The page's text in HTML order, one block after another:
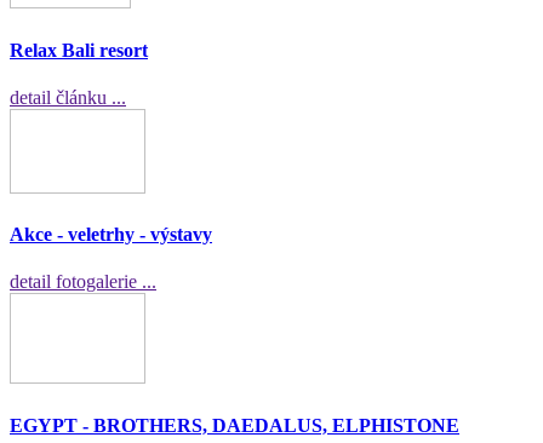
Relax Bali resort
detail článku ...
Akce - veletrhy - výstavy
detail fotogalerie ...
EGYPT - BROTHERS, DAEDALUS, ELPHISTONE